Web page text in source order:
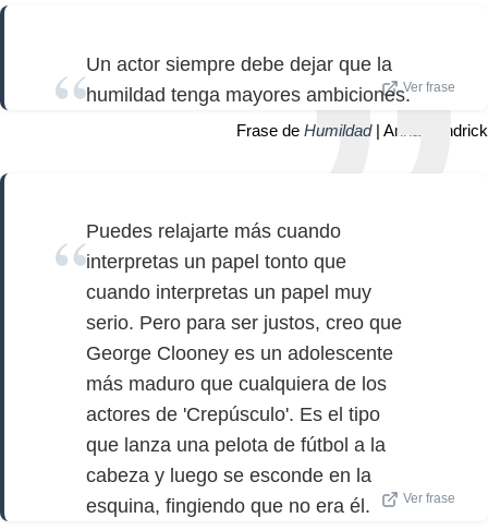
Un actor siempre debe dejar que la
humildad tenga mayores ambiciones.Ver frase
Frase de Humildad| Anna Kendrick
Puedes relajarte más cuando
interpretas un papel tonto que
cuando interpretas un papel muy
serio. Pero para ser justos, creo que
George Clooney es un adolescente
más maduro que cualquiera de los
actores de 'Crepúsculo'. Es el tipo
que lanza una pelota de fútbol a la
cabeza y luego se esconde en la
esquina, fingiendo que no era él.
Ver frase